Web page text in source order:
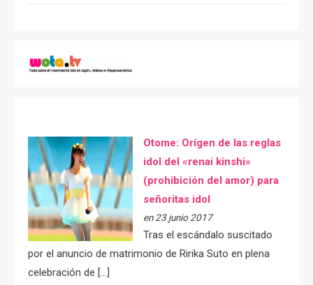
Otome: Orígen de las reglas
idol del «renai kinshi»
(prohibición del amor) para
señoritas idol
en 23 junio 2017
Tras el escándalo suscitado
por el anuncio de matrimonio de Ririka Suto en plena
celebración de […]